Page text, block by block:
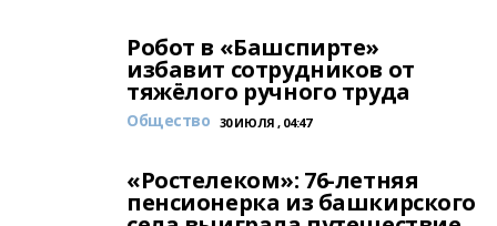
Робот в «Башспирте»
избавит сотрудников от
тяжёлого ручного труда
Общество 30 ИЮЛЯ , 04:47
«Ростелеком»: 76-летняя
пенсионерка из башкирского